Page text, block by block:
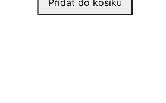
množství
Přidat do košíku